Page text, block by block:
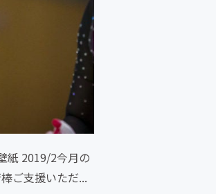
紙 2019/2今月の
ご支援いただ...